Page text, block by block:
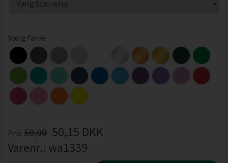
Vælg farve
Pris 59,00 50,15 DKK
Varenr.: wa1339